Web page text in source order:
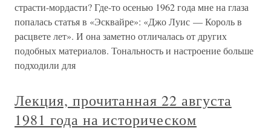
страсти-мордасти? Где-то осенью 1962 года мне на глаза
попалась статья в «Эсквайре»: «Джо Луис — Король в
расцвете лет». И она заметно отличалась от других
подобных материалов. Тональность и настроение больше
подходили для
Лекция, прочитанная 22 августа
1981 года на историческом